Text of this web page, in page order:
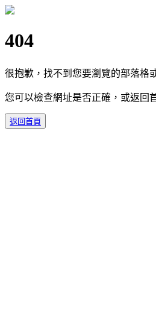
404
很抱歉，找不到您要瀏覽的部落格
您可以檢查網址是否正確，或返回
返回首頁